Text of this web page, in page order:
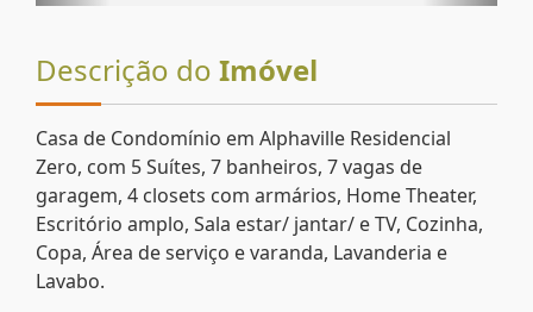
Descrição do Imóvel
Casa de Condomínio em Alphaville Residencial
Zero, com 5 Suítes, 7 banheiros, 7 vagas de
garagem, 4 closets com armários, Home Theater,
Escritório amplo, Sala estar/ jantar/ e TV, Cozinha,
Copa, Área de serviço e varanda, Lavanderia e
Lavabo.